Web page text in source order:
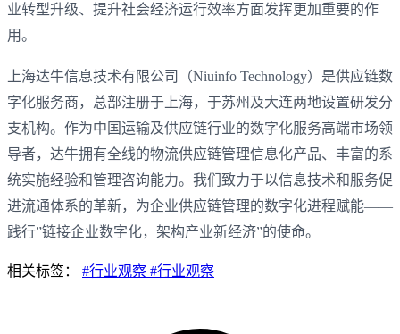
业转型升级、‌提升社会经济运行效率方面发挥更加重要的作
用。‌
上海达牛信息技术有限公司（Niuinfo Technology）是供应链数
字化服务商，总部注册于上海，于苏州及大连两地设置研发分
支机构。作为中国运输及供应链行业的数字化服务高端市场领
导者，达牛拥有全线的物流供应链管理信息化产品、丰富的系
统实施经验和管理咨询能力。我们致力于以信息技术和服务促
进流通体系的革新，为企业供应链管理的数字化进程赋能——
践行”链接企业数字化，架构产业新经济”的使命。
相关标签： #行业观察 #行业观察